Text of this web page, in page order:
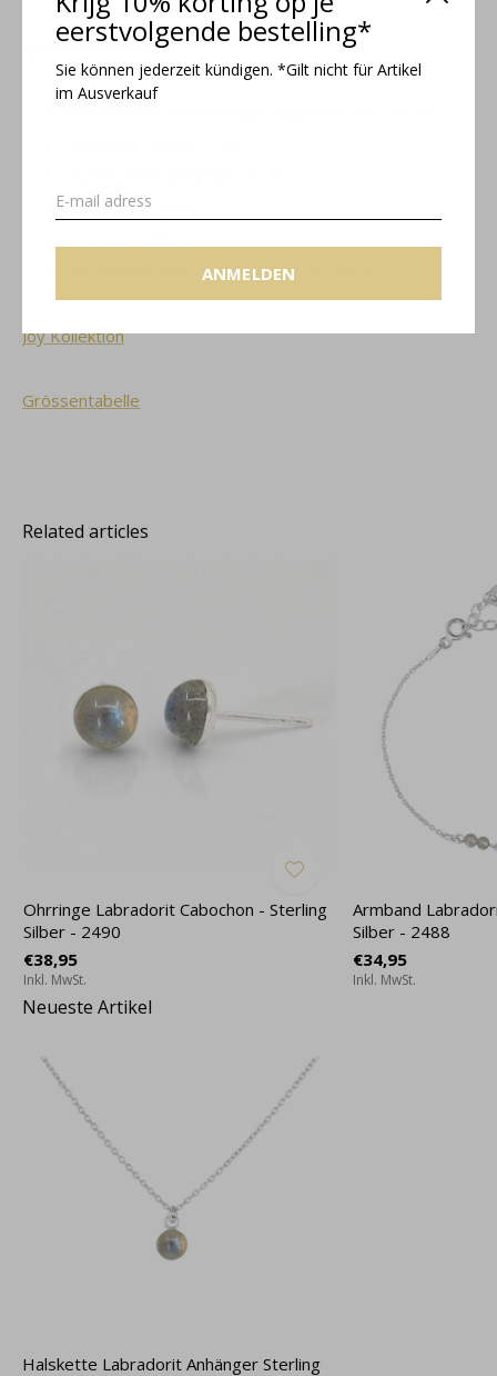
eerstvolgende bestelling*
Sie können jederzeit kündigen. *Gilt nicht für Artikel
im Ausverkauf
ANMELDEN
Spezifikationen
Farbe Stein: grau
Materialien: Sterling Silber und Labradorit
Joy Kollektion
Grössentabelle
Related articles
Ohrringe Labradorit Cabochon - Sterling
Silber - 2490
€38,95
Inkl. MwSt.
Armband
Silber - 2488
€34,95
Inkl. MwSt.
Neueste Artikel
Halskette Labradorit Anhänger Sterling